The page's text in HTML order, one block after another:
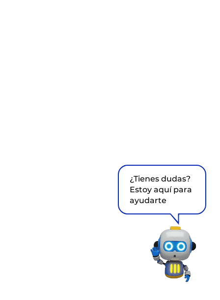
¿Tienes dudas?
Estoy aquí para
ayudarte